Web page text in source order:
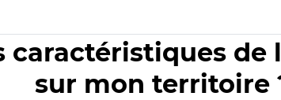
caractéristiques de
sur mon territoire